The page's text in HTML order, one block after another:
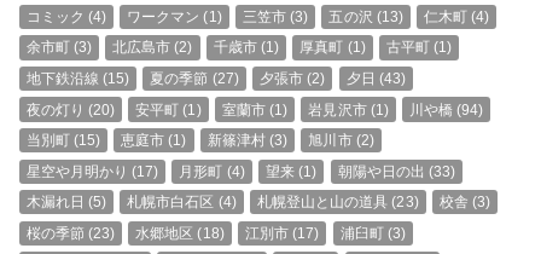
コミック (4) ワークマン (1) 三笠市 (3) 五の沢 (13) 仁木町 (4)
余市町(3) 北広島市 (2) 千歳市(1) 厚真町 (1) 古平町 (1)
地下鉄沿線 (15) 夏の季節 (27) 夕張市 (2) 夕日 (43)
夜の灯り (20) 安平町 (1) 室蘭市(1) 岩見沢市(1) 川や橋 (94)
当別町(15) 恵庭市 (1) 新篠津村(3) 旭川市(2)
星空や月明かり (17) 月形町 (4) 望来 (1) 朝陽や日の出 (33)
木漏れ日 (5) 札幌市白石区 (4) 札幌登山と山の道具 (23) 校舎 (3)
桜の季節 (23) 水郷地区 (18) 江別市 (17) 浦臼町(3)